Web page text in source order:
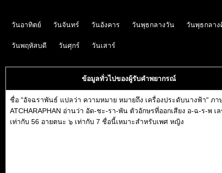
วันอาทิตย์ วันจันทร์ วันอังคาร วันพุธกลางวัน วันพุธกลา
วันพฤหัสบดี วันศุกร์ วันเสาร์
ข้อมูลทั่วไปของผู้รับคำพยากรณ์
ชื่อ "อัจฉราพันธ์ แปลว่า ความหมาย หมายถึง เครื่องประดับนางฟ้า" ภา
ATCHARAPHAN อ่านว่า อัด-ชะ-รา-พัน ตัวอักษรที่ออกเสียง อ-ฉ-ร-พ เ
เท่ากับ 56 อายตนะ ๖ เท่ากับ 7 ชื่อนี้เหมาะสำหรับเพศ หญิง